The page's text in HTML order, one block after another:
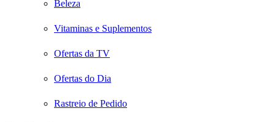
Beleza
Vitaminas e Suplementos
Ofertas da TV
Ofertas do Dia
Rastreio de Pedido